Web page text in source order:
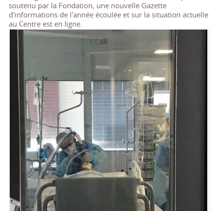
soutenu par la Fondation, une nouvelle Gazette
d'informations de l'année écoulée et sur la situation actuelle
au Centre est en ligne.